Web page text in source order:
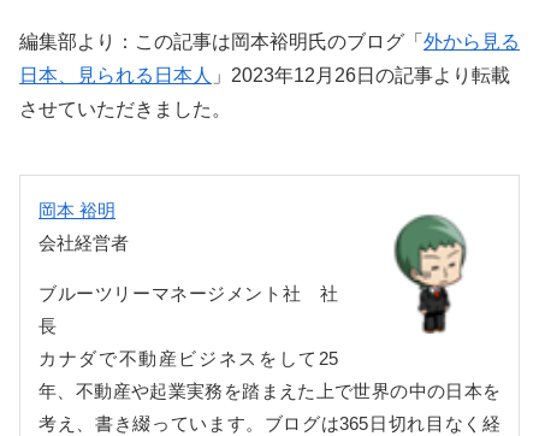
編集部より：この記事は岡本裕明氏のブログ「 外から見る
日本、見られる日本人 」2023年12月26日の記事より転載
させていただきました。
岡本 裕明
会社経営者
ブルーツリーマネージメント社 社
長
カナダで不動産ビジネスをして25
年、不動産や起業実務を踏まえた上で世界の中の日本を
考え、書き綴っています。ブログは365日切れ目なく経